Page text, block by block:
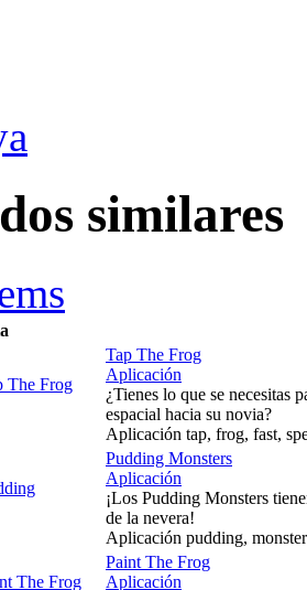
similares
Tap The Frog
Aplicación
¿Tienes lo que se necesitas
espacial hacia su novia?
Aplicación tap, frog, fast,
Pudding Monsters
Aplicación
¡Los Pudding Monsters
de la nevera!
Aplicación pudding,
Paint The Frog
Aplicación